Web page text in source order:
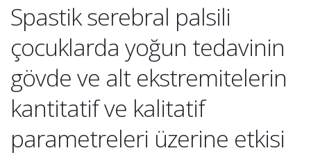
Spastik serebral palsili
çocuklarda yoğun tedavinin
gövde ve alt ekstremitelerin
kantitatif ve kalitatif
parametreleri üzerine etkisi